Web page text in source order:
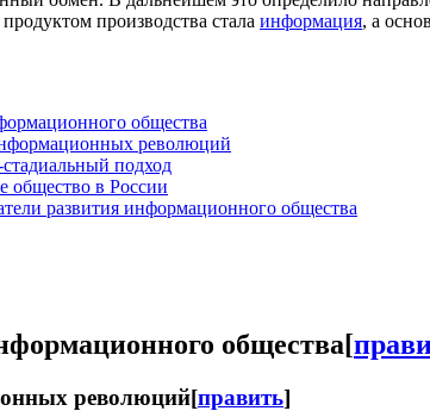
производства стала информация, а
общества
революций
подход
общество в России
развития информационного общества
общества[
революций[править]